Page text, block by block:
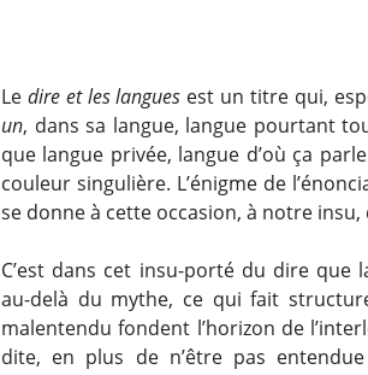
Le dire et les langues est un titre qui,
un, dans sa langue, langue pourtant
que langue privée, langue d’où ça
couleur singulière. L’énigme de
se donne à cette occasion, à notre insu,
C’est dans cet insu-porté du dire que
au-delà du mythe, ce qui fait
malentendu fondent l’horizon de
dite, en plus de n’être pas